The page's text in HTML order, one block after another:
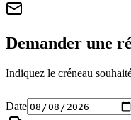
Demander une
Indiquez le créneau
Date